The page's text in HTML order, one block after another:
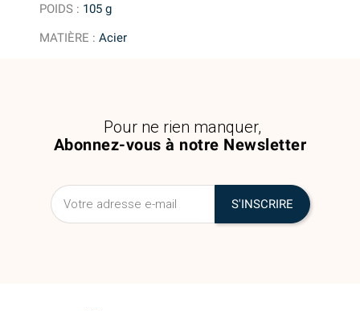
POIDS : 105 g
MATIÈRE :Acier
Abonnez-vous à notre Newsletter
Pour ne rien manquer,